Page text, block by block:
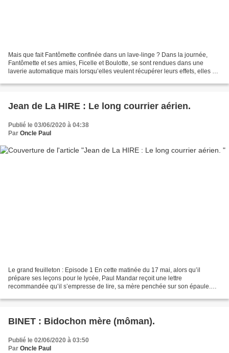
Mais que fait Fantômette confinée dans un lave-linge ? Dans la journée,
Fantômette et ses amies, Ficelle et Boulotte, se sont rendues dans une
laverie automatique mais lorsqu’elles veulent récupérer leurs effets, elles ne
Jean de La HIRE : Le long courrier aérien.
Publié le 03/06/2020 à 04:38
Par Oncle Paul
Le grand feuilleton : Episode 1 En cette matinée du 17 mai, alors qu’il
prépare ses leçons pour le lycée, Paul Mandar reçoit une lettre
recommandée qu’il s’empresse de lire, sa mère penchée sur son épaule.
BINET : Bidochon mère (môman).
Publié le 02/06/2020 à 03:50
Par Oncle Paul